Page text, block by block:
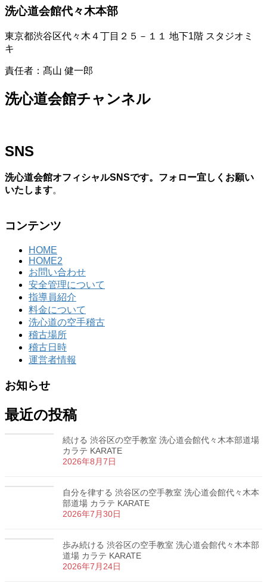
洗心道会館代々木本部
東京都渋谷区代々木４丁目２５－１１ 地下1階 スタジオミ
キ
責任者：髙山 健一郎
洗心道会館チャンネル
SNS
洗心道会館オフィシャルSNSです。フォロー宜しくお願い
いたします。
コンテンツ
HOME
HOME2
お問い合わせ
安全管理について
指導員紹介
料金について
洗心道の空手稽古
稽古場所
稽古日時
運営者情報
お知らせ
最近の投稿
続ける 渋谷区の空手教室 洗心道会館代々木本部道場
カラテ KARATE
2026年8月7日
自分を律する 渋谷区の空手教室 洗心道会館代々木本
部道場 カラテ KARATE
2026年7月30日
歩み続ける 渋谷区の空手教室 洗心道会館代々木本部
道場 カラテ KARATE
2026年7月24日